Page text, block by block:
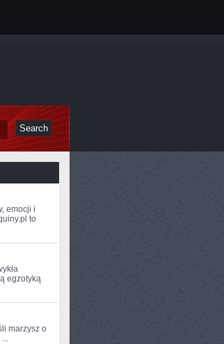
emocji i
to
egzotyką
‌marzysz o